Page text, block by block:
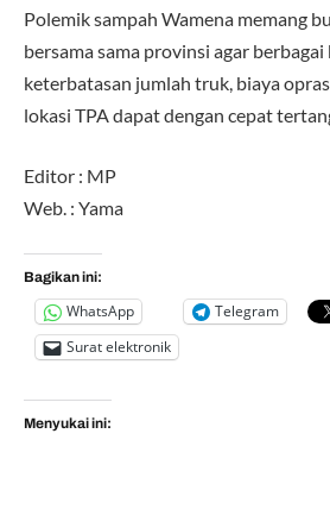
Polemik sampah Wamena memang
bersama sama provinsi agar
keterbatasan jumlah truk, biaya
lokasi TPA dapat dengan cepat
Editor : MP
Web. : Yama
Bagikan ini:
WhatsApp
Telegram
Surat elektronik
Menyukai ini: